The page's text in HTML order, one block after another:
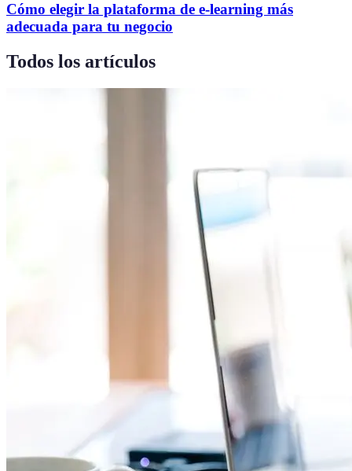
Cómo elegir la plataforma de e-learning más
adecuada para tu negocio
Todos los artículos